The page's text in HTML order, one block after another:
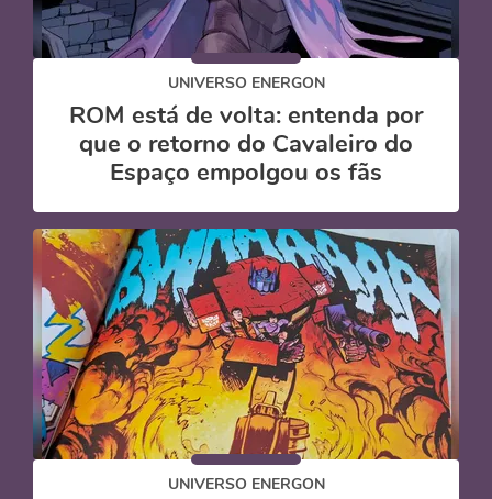
UNIVERSO ENERGON
ROM está de volta: entenda por
que o retorno do Cavaleiro do
Espaço empolgou os fãs
UNIVERSO ENERGON